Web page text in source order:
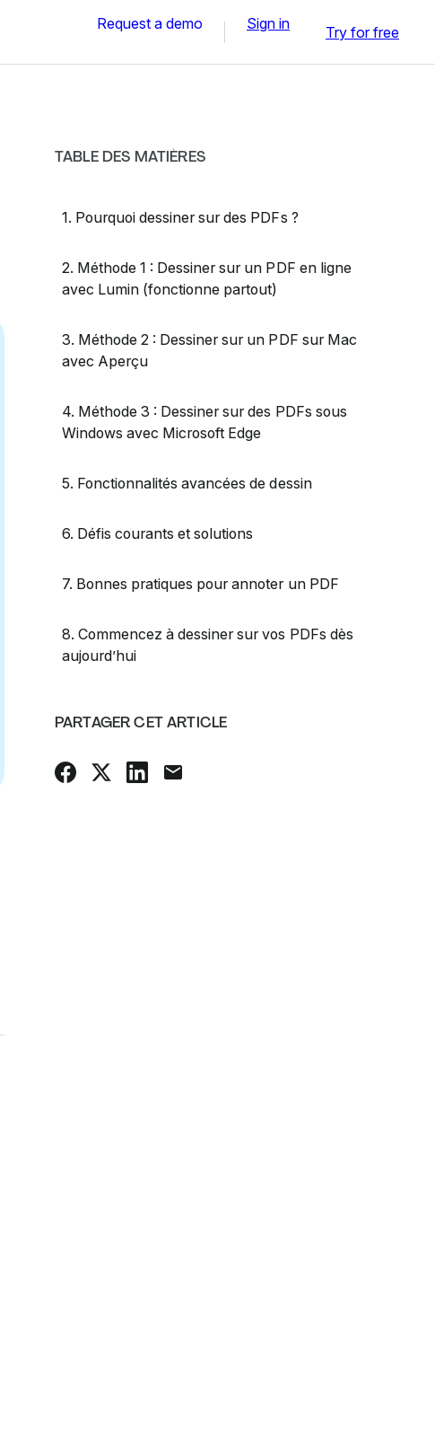
Request a demo Sign in Try for free
TABLE DES MATIÈRES
1. Pourquoi dessiner sur des PDFs ?
2. Méthode 1 : Dessiner sur un PDF en ligne
avec Lumin (fonctionne partout)
3. Méthode 2 : Dessiner sur un PDF sur Mac
avec Aperçu
4. Méthode 3 : Dessiner sur des PDFs sous
Windows avec Microsoft Edge
5. Fonctionnalités avancées de dessin
6. Défis courants et solutions
7. Bonnes pratiques pour annoter un PDF
8. Commencez à dessiner sur vos PDFs dès
aujourd’hui
PARTAGER CET ARTICLE